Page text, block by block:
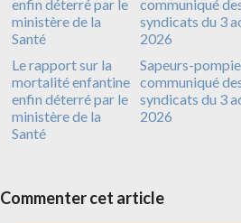
Le rapport sur la
mortalité enfantine
enfin déterré par le
ministère de la
Santé
Sapeurs-
communiqué
syndicats du 3
2026
Commenter cet article